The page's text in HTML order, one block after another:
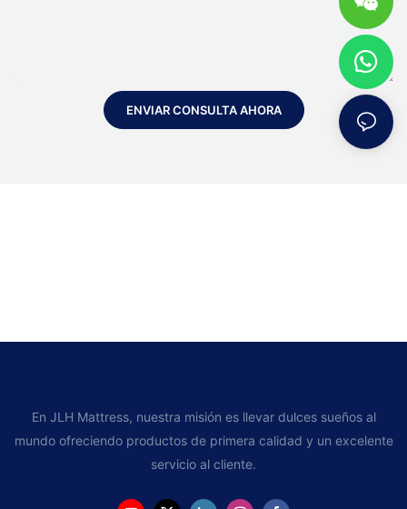
ENVIAR CONSULTA AHORA
En JLH Mattress, nuestra misión es llevar dulces sueños al
mundo ofreciendo productos de primera calidad y un excelente
servicio al cliente.